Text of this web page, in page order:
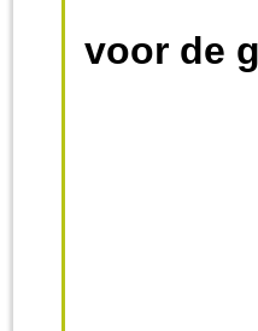
voor de